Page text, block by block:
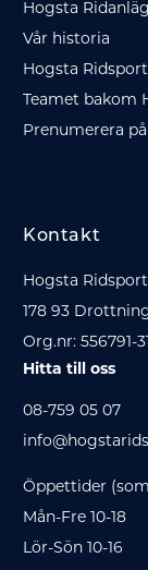
Hogsta
Vår historia
Hogsta Ridsport
Teamet bakom
Prenumerera
Kontakt
Hogsta
178 93
Org.nr: 556791-
Hitta till oss
08-759 05 07
Öppettider
Mån-Fre 10-18
Lör-Sön 10-16